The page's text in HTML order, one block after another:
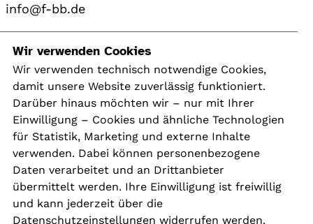
info@f-bb.de
Navigation
Kontakt
Presse
Aktuelles
Karriere
Newsletter
Social Media
Wir verwenden Cookies
Wir verwenden technisch notwendige Cookies,
damit unsere Website zuverlässig funktioniert.
Darüber hinaus möchten wir – nur mit Ihrer
Einwilligung – Cookies und ähnliche Technologien
für Statistik, Marketing und externe Inhalte
verwenden. Dabei können personenbezogene
Daten verarbeitet und an Drittanbieter
übermittelt werden. Ihre Einwilligung ist freiwillig
und kann jederzeit über die
Datenschutzeinstellungen widerrufen werden.